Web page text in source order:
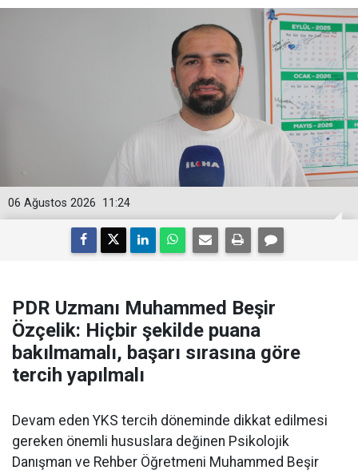
11:24
06 Ağustos 2026
PDR Uzmanı Muhammed Beşir
Özçelik: Hiçbir şekilde puana
bakılmamalı, başarı sırasına göre
tercih yapılmalı
Devam eden YKS tercih döneminde dikkat edilmesi
gereken önemli hususlara değinen Psikolojik
Danışman ve Rehber Öğretmeni Muhammed Beşir